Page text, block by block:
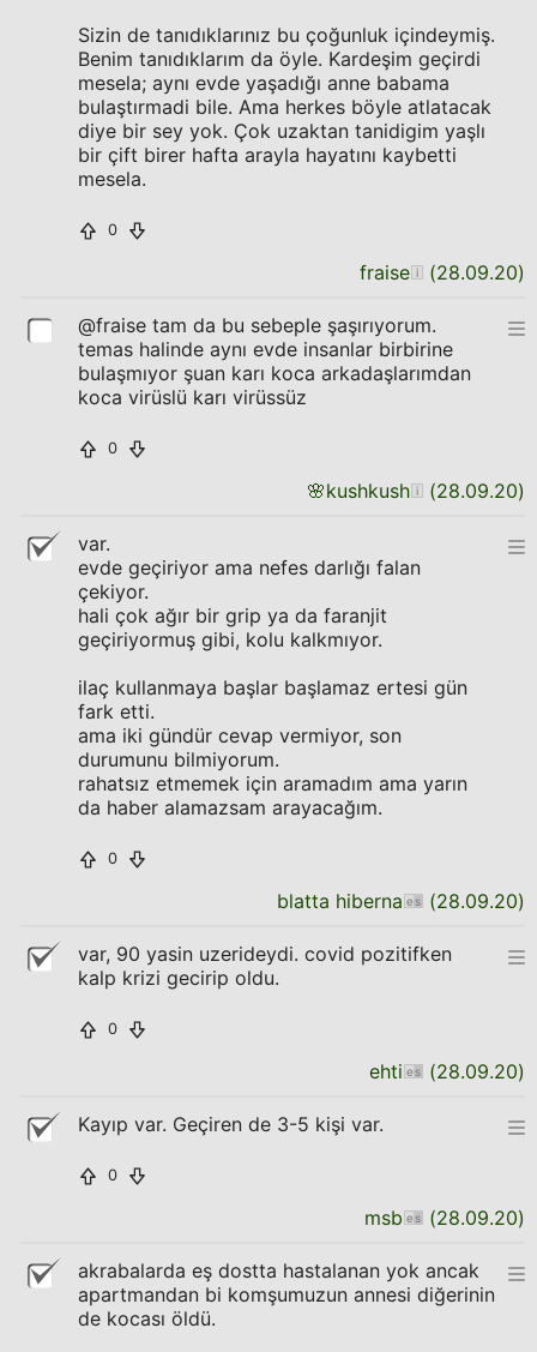
Sizin de tanıdıklarınız bu çoğunluk içindeymiş.
Benim tanıdıklarım da öyle. Kardeşim geçirdi
mesela; aynı evde yaşadığı anne babama
bulaştırmadi bile. Ama herkes böyle atlatacak
diye bir sey yok. Çok uzaktan tanidigim yaşlı
bir çift birer hafta arayla hayatını kaybetti
mesela.
0
fraise (28.09.20)
@fraise tam da bu sebeple şaşırıyorum.
temas halinde aynı evde insanlar birbirine
bulaşmıyor şuan karı koca arkadaşlarımdan
koca virüslü karı virüssüz
0
🌸kushkush (28.09.20)
var.
evde geçiriyor ama nefes darlığı falan
çekiyor.
hali çok ağır bir grip ya da faranjit
geçiriyormuş gibi, kolu kalkmıyor.
ilaç kullanmaya başlar başlamaz ertesi gün
fark etti.
ama iki gündür cevap vermiyor, son
durumunu bilmiyorum.
rahatsız etmemek için aramadım ama yarın
da haber alamazsam arayacağım.
0
blatta hiberna (28.09.20)
var, 90 yasin uzerideydi. covid pozitifken
kalp krizi gecirip oldu.
0
ehti (28.09.20)
Kayıp var. Geçiren de 3-5 kişi var.
0
msb (28.09.20)
akrabalarda eş dostta hastalanan yok ancak
apartmandan bi komşumuzun annesi diğerinin
de kocası öldü.